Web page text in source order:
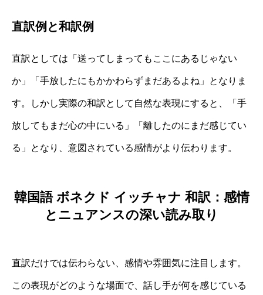
直訳例と和訳例
直訳としては「送ってしまってもここにあるじゃない
か」「手放したにもかかわらずまだあるよね」となりま
す。しかし実際の和訳として自然な表現にすると、「手
放してもまだ心の中にいる」「離したのにまだ感じてい
る」となり、意図されている感情がより伝わります。
韓国語 ボネクド イッチャナ 和訳：感情
とニュアンスの深い読み取り
直訳だけでは伝わらない、感情や雰囲気に注目します。
この表現がどのような場面で、話し手が何を感じている